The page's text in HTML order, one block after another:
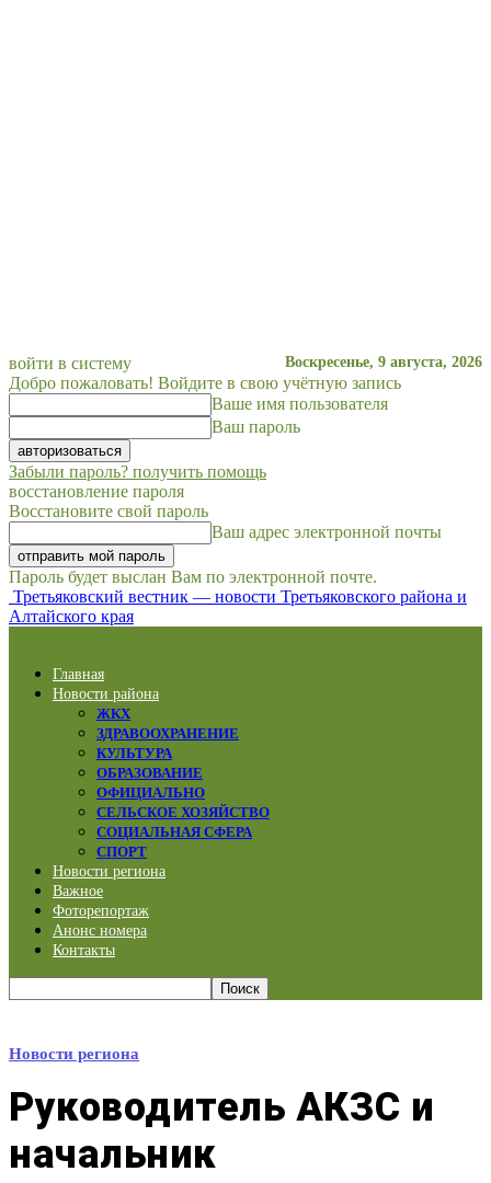
Воскресенье, 9 августа, 2026
войти в систему
Добро пожаловать! Войдите в свою учётную запись
Ваше имя пользователя
Ваш пароль
Забыли пароль? получить помощь
восстановление пароля
Восстановите свой пароль
Ваш адрес электронной почты
Пароль будет выслан Вам по электронной почте.
Третьяковский вестник — новости Третьяковского района и
Алтайского края
Главная
Новости района
ЖКХ
ЗДРАВООХРАНЕНИЕ
КУЛЬТУРА
ОБРАЗОВАНИЕ
ОФИЦИАЛЬНО
СЕЛЬСКОЕ ХОЗЯЙСТВО
СОЦИАЛЬНАЯ СФЕРА
СПОРТ
Новости региона
Важное
Фоторепортаж
Анонс номера
Контакты
Новости региона
Руководитель АКЗС и
начальник